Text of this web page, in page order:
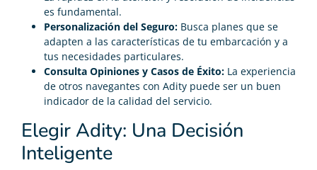
es fundamental.
Personalización del Seguro: Busca planes que se
adapten a las características de tu embarcación y a
tus necesidades particulares.
Consulta Opiniones y Casos de Éxito: La experiencia
de otros navegantes con Adity puede ser un buen
indicador de la calidad del servicio.
Elegir Adity: Una Decisión
Inteligente